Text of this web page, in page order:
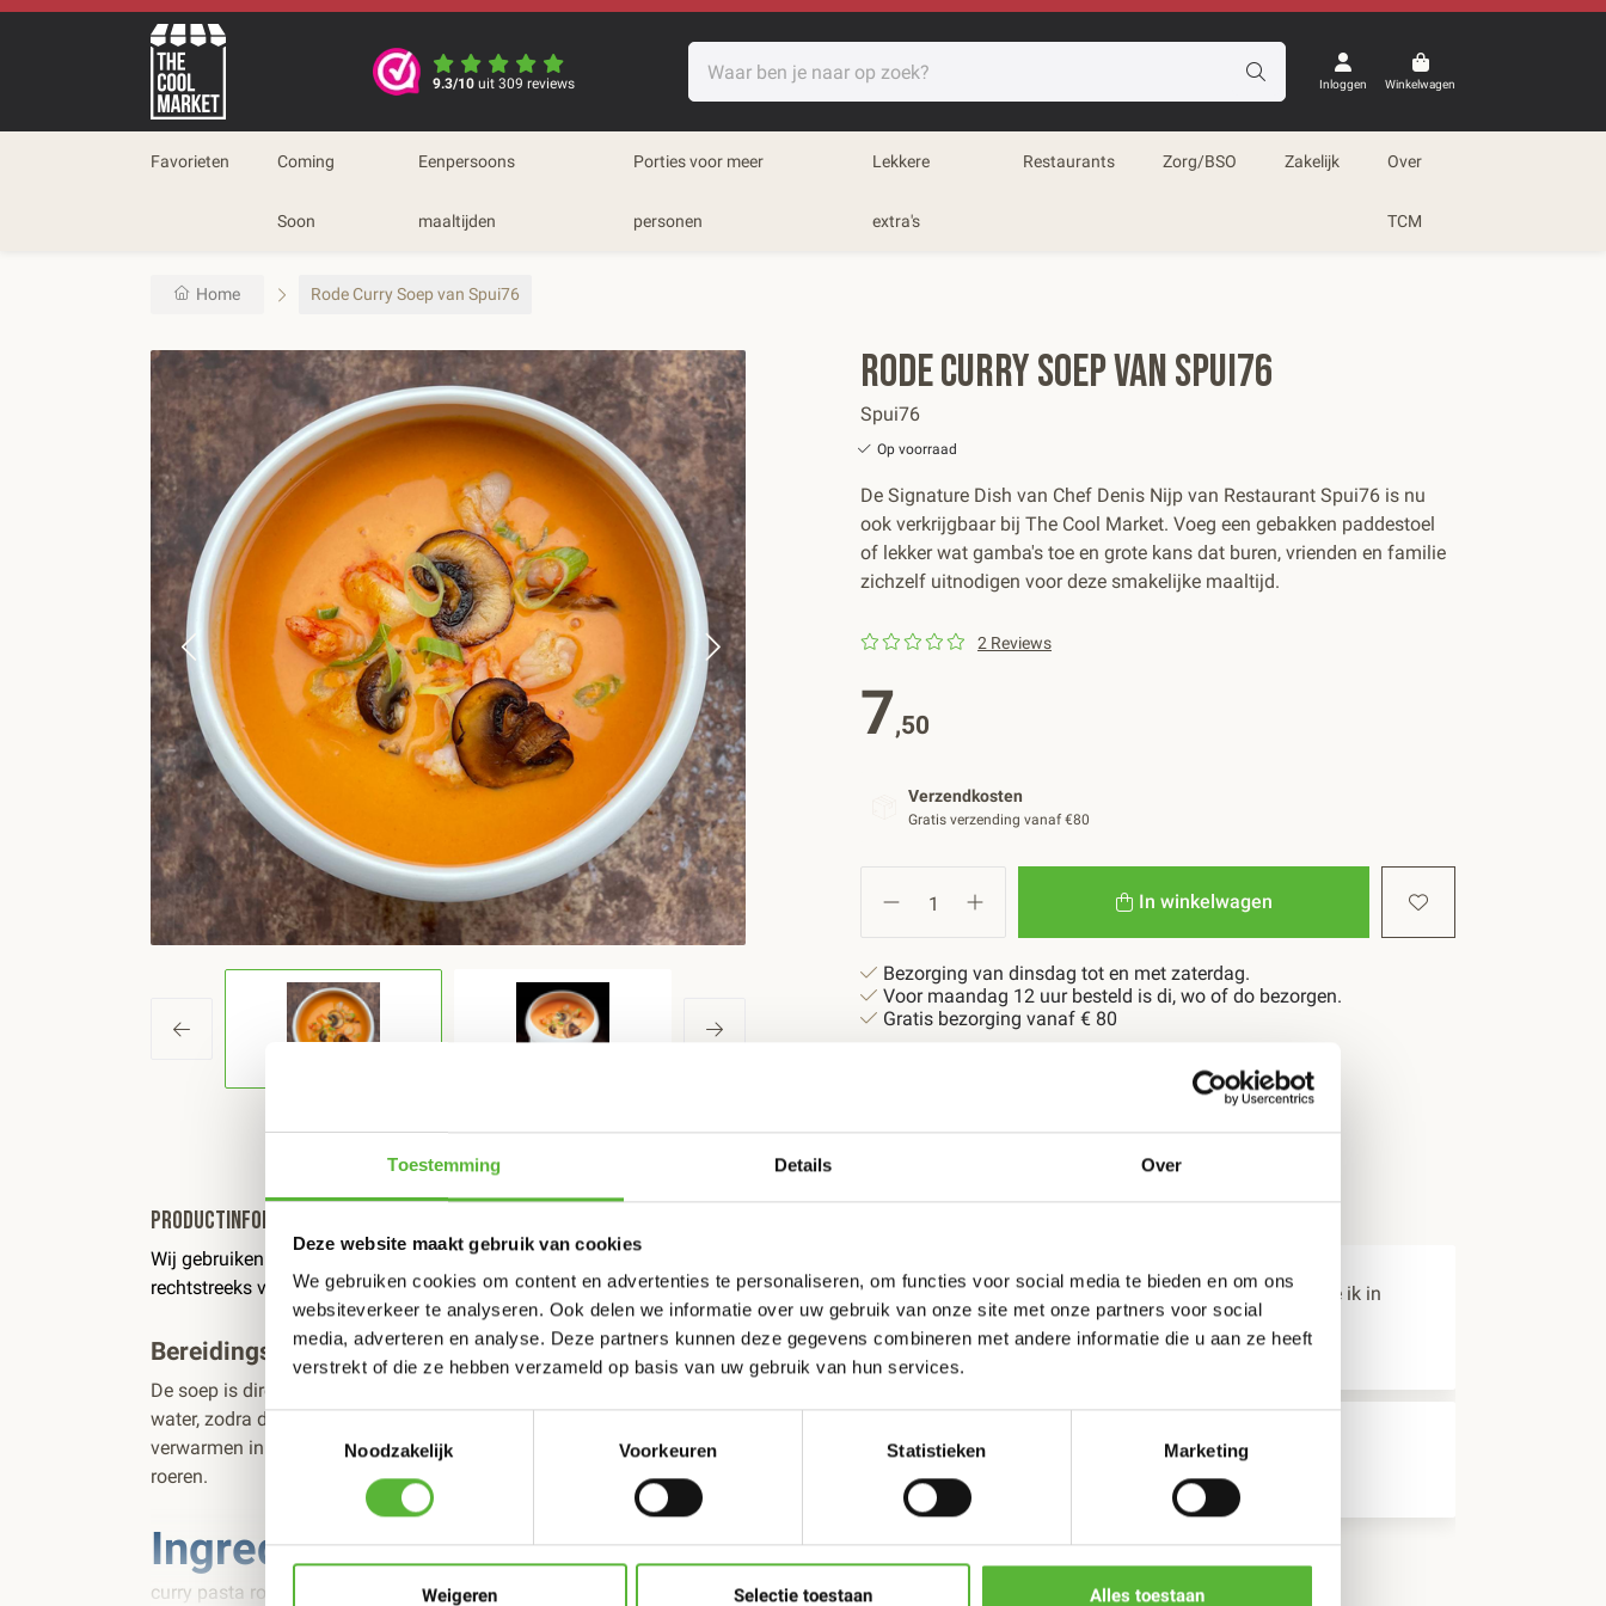
Toestemming Details Over
Deze website maakt gebruik van cookies
We gebruiken cookies om content en advertenties te personaliseren, om functies voor social media te bieden en om ons
websiteverkeer te analyseren. Ook delen we informatie over uw gebruik van onze site met onze partners voor social
media, adverteren en analyse. Deze partners kunnen deze gegevens combineren met andere informatie die u aan ze heeft
verstrekt of die ze hebben verzameld op basis van uw gebruik van hun services.
Toestemmingsselectie
Noodzakelijk
Voorkeuren Statistieken Marketing
Weigeren Selectie toestaan Alles toestaan
9.3/10 uit 309 reviews Inloggen Winkelwagen
Favorieten Coming
Soon
Eenpersoons
maaltijden
Porties voor meer
personen
Lekkere
extra's
Restaurants Zorg/BSO Zakelijk Over
TCM
Home Rode Curry Soep van Spui76
Rode Curry Soep van Spui76
Spui76
Op voorraad
De Signature Dish van Chef Denis Nijp van Restaurant Spui76 is nu
ook verkrijgbaar bij The Cool Market. Voeg een gebakken paddestoel
of lekker wat gamba's toe en grote kans dat buren, vrienden en familie
zichzelf uitnodigen voor deze smakelijke maaltijd.
2 Reviews
7,50
Verzendkosten
Gratis verzending vanaf €80
In winkelwagen
Bezorging van dinsdag tot en met zaterdag.
Voor maandag 12 uur besteld is di, wo of do bezorgen.
Gratis bezorging vanaf € 80
Productinformatie
Wij gebruiken de beste streekproducten van topkwaliteit, vaak
rechtstreeks van lokale boeren en altijd met oog voor duurzaamheid.
Bereidingsinstructie
De soep is direct uit de vriezer te gebruiken, houdt de pot onder lauw
water, zodra de bevroren soep los komt van de pot, kan je de soep
verwarmen in een pan op een lage stand of laag vuur, graag af en toe
roeren.
Ingrediënten
curry pasta rood (gedroogde spaanse peper, citroengras, kaffir
Komt het dichtst in de buurt van de rode curry soep die ik in
Thailand heb gehad
Olivier
Heerlijke curry soep, zeker om aan te bevelen
Richard
Schrijf een beoordeling